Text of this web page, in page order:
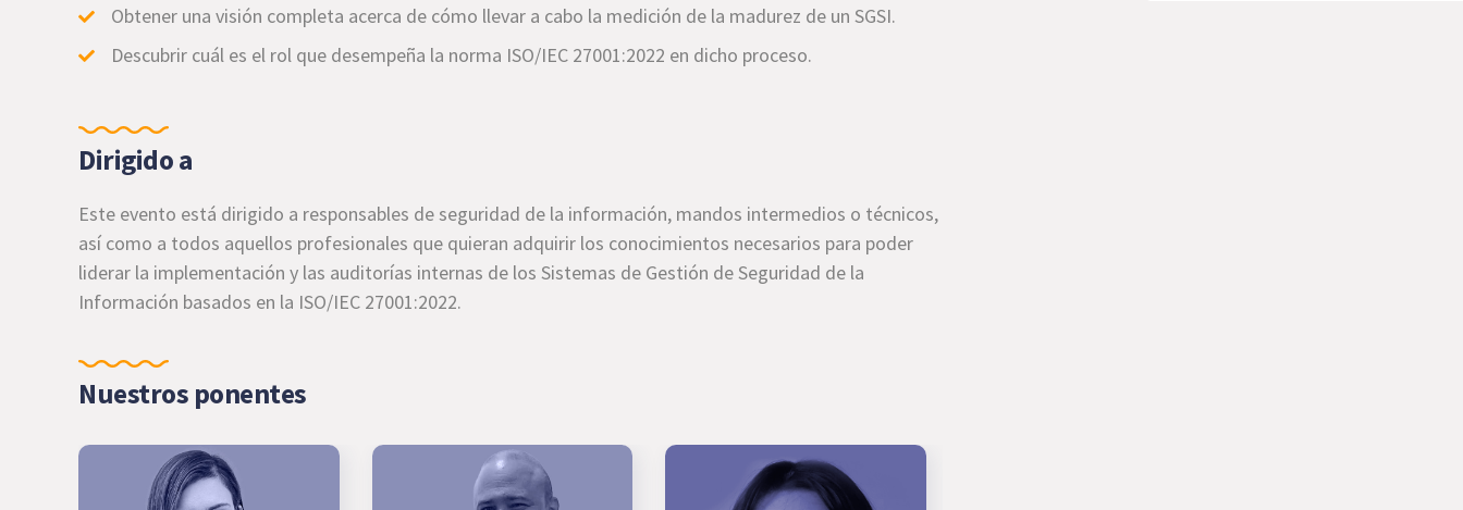
Obtener una visión completa acerca de cómo llevar a cabo la medición de la madurez de un SGSI.
Descubrir cuál es el rol que desempeña la norma ISO/IEC 27001:2022 en dicho proceso.
Dirigido a
Este evento está dirigido a responsables de seguridad de la información, mandos intermedios o técnicos,
así como a todos aquellos profesionales que quieran adquirir los conocimientos necesarios para poder
liderar la implementación y las auditorías internas de los Sistemas de Gestión de Seguridad de la
Información basados en la ISO/IEC 27001:2022.
Nuestros ponentes